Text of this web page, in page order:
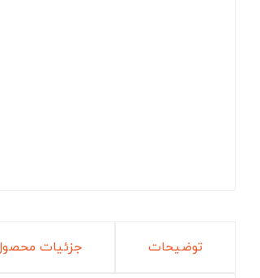
توضیحات جزئیات